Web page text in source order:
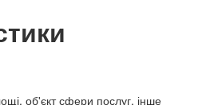
об'єкт сфери послуг, інше